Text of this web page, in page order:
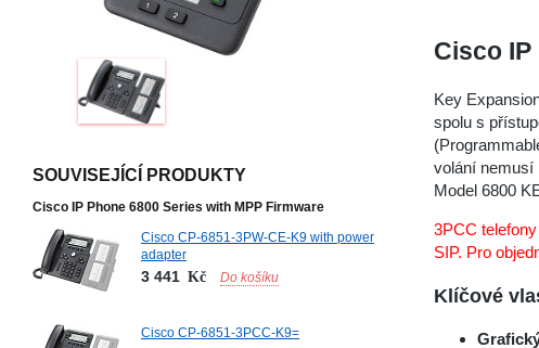
SOUVISEJÍCÍ PRODUKTY
Cisco IP Phone 6800 Series with MPP Firmware
Cisco CP-6851-3PW-CE-K9 with power
adapter
3 441 Kč Do košíku
Cisco CP-6851-3PCC-K9=
Cisco IP
Key
spolu s
volání nemusí
Model 6800
3PCC
SIP. Pro
Klíčové